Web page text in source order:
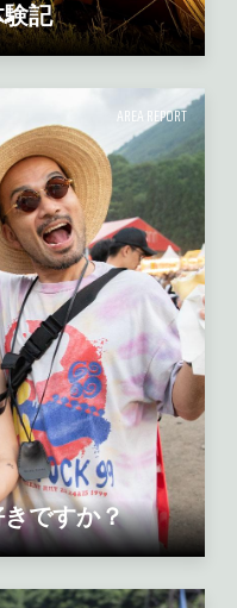
記
AREA REPORT
ですか？